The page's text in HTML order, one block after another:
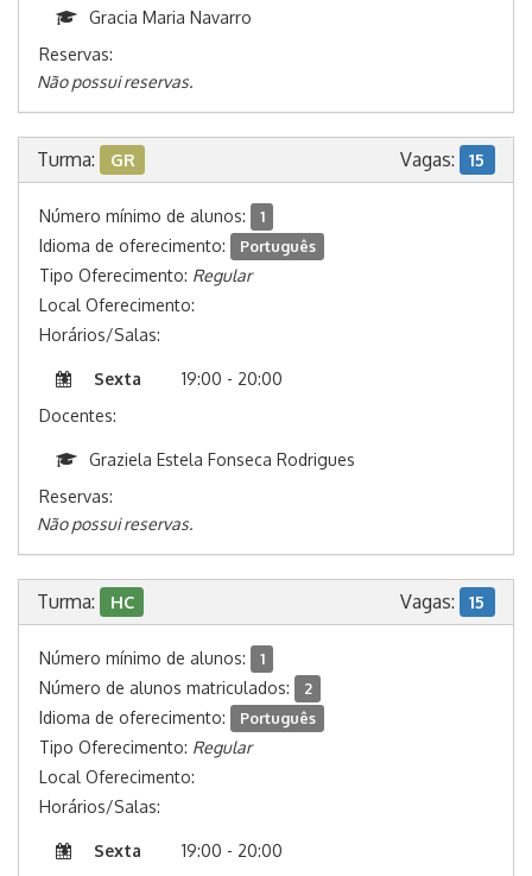
Gracia Maria Navarro
Reservas:
Não possui reservas.
Turma: GR Vagas: 15
Número mínimo de alunos: 1
Idioma de oferecimento: Português
Tipo Oferecimento: Regular
Local Oferecimento:
Horários/Salas:
Sexta
19:00 - 20:00
Docentes:
Graziela Estela Fonseca Rodrigues
Reservas:
Não possui reservas.
Turma: HC Vagas: 15
Número mínimo de alunos: 1
Número de alunos matriculados: 2
Idioma de oferecimento: Português
Tipo Oferecimento: Regular
Local Oferecimento:
Horários/Salas:
Sexta
19:00 - 20:00